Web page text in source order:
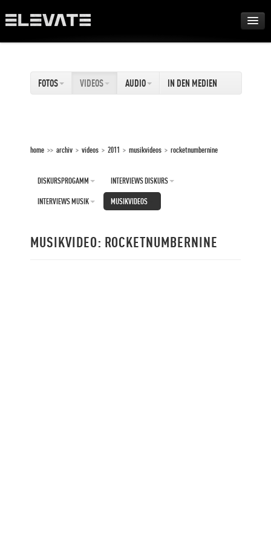
AWARDS
ABOUT
FOTOS VIDEOS AUDIO IN DEN MEDIEN
home >> archiv > videos > 2011 > musikvideos > rocketnumbernine
DISKURSPROGAMM INTERVIEWS DISKURS
INTERVIEWS MUSIK MUSIKVIDEOS
MUSIKVIDEO: ROCKETNUMBERNINE